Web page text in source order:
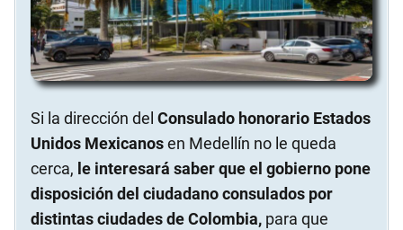
Si la dirección del Consulado honorario Estados
Unidos Mexicanosen Medellín no le queda
cerca, le interesará saber que el gobierno pone
disposición del ciudadano consulados por
distintas ciudades de Colombia, para que